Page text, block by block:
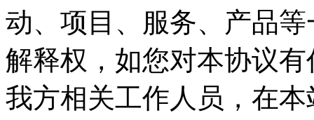
动、项目、服务、产品
解释权，如您对本协议
我方相关工作人员，在